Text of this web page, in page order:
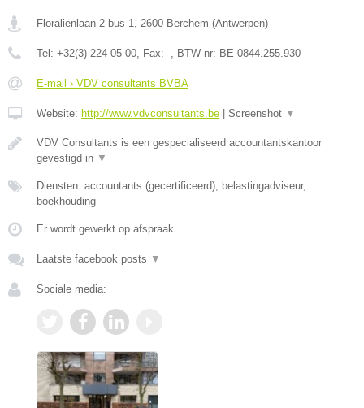
Floraliënlaan 2 bus 1 2600 Berchem (Antwerpen)
Tel: +32(3) 224 05 00 , Fax: - , BTW-nr: BE 0844.255.930
E-mail › VDV consultants BVBA
Website: http://www.vdvconsultants.be Screenshot ▼
VDV Consultants is een gespecialiseerd accountantskantoor
gevestigd in ▼
Diensten: accountants (gecertificeerd), belastingadviseur,
boekhouding
Er wordt gewerkt op afspraak.
Laatste facebook posts ▼
Sociale media: